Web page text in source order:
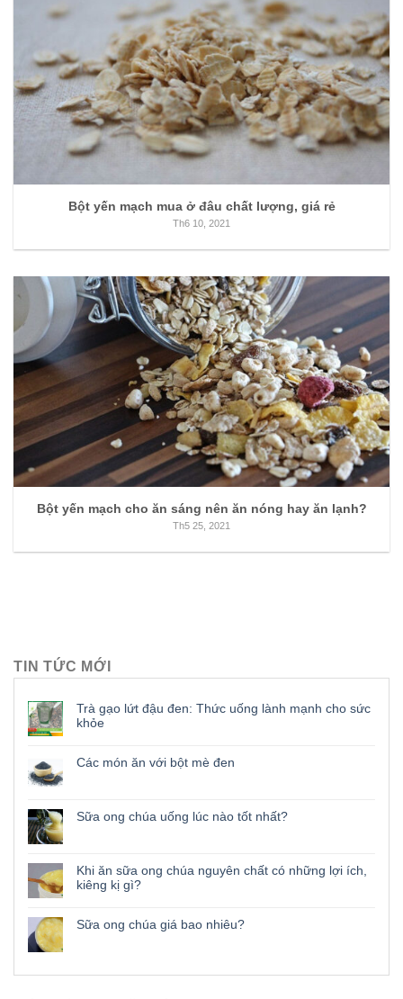
Bột yến mạch mua ở đâu chất lượng, giá rẻ
Th6 10, 2021
Bột yến mạch cho ăn sáng nên ăn nóng hay ăn lạnh?
Th5 25, 2021
TIN TỨC MỚI
Trà gạo lứt đậu đen: Thức uống lành mạnh cho sức
khỏe
Các món ăn với bột mè đen
Sữa ong chúa uống lúc nào tốt nhất?
Khi ăn sữa ong chúa nguyên chất có những lợi ích,
kiêng kị gì?
Sữa ong chúa giá bao nhiêu?